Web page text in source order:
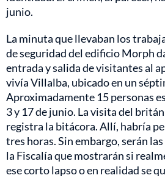
junio.
La minuta que llevaban los
de seguridad del edificio Morph
entrada y salida de visitantes al
vivía Villalba, ubicado en un
Aproximadamente 15 personas
3 y 17 de junio. La visita del
registra la bitácora. Allí, habría
tres horas. Sin embargo, serán
la Fiscalía que mostrarán si
ese corto lapso o en realidad se